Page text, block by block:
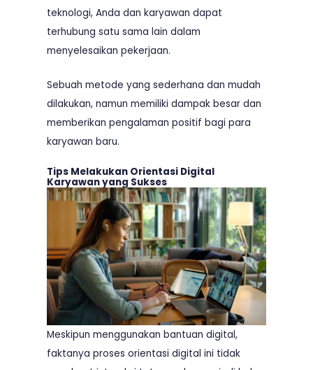
teknologi, Anda dan karyawan dapat
terhubung satu sama lain dalam
menyelesaikan pekerjaan.
Sebuah metode yang sederhana dan mudah
dilakukan, namun memiliki dampak besar dan
memberikan pengalaman positif bagi para
karyawan baru.
Tips Melakukan Orientasi Digital
Karyawan yang Sukses
Meskipun menggunakan bantuan digital,
faktanya proses orientasi digital ini tidak